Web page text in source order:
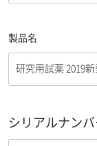
製品名
シリアルナンバ